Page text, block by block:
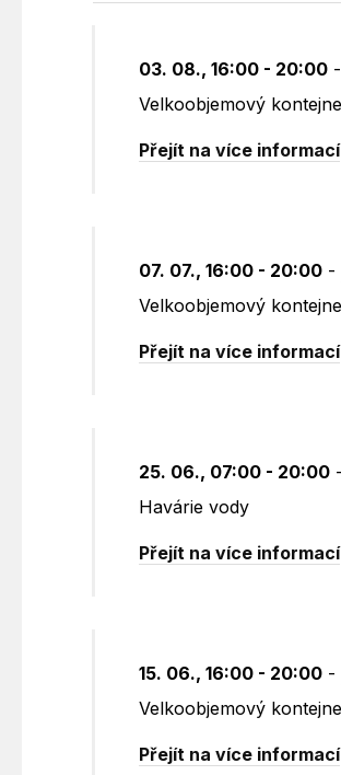
03. 08., 16:00 - 20:00 -
Velkoobjemový
Přejít na více informací
07. 07., 16:00 - 20:00 -
Velkoobjemový
Přejít na více informací
25. 06., 07:00 - 20:00 -
Havárie vody
Přejít na více informací
15. 06., 16:00 - 20:00 -
Velkoobjemový
Přejít na více informací